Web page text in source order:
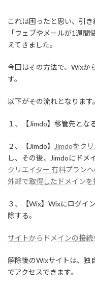
これは困ったと思い、引き
「ウェブやメールが1週
えてきました。
今回はその方法で、Wixか
す。
以下がその流れとなります。
１、【Jimdo】移管先とな
２、 【Jimdo】 Jimdoをク
し、その後、Jimdoにドメ
クリエイター 有料プラン
外部で取得したドメイン
３、【Wix】Wixにログイ
除する。
サイトからドメインの接
解除後のWixサイトは、独
でアクセスできます。